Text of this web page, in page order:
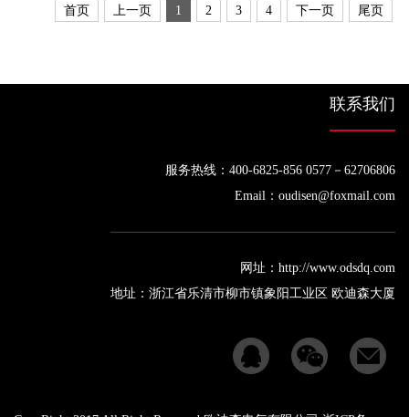
首页 上一页 1 2 3 4 下一页 尾页
联系我们
服务热线：400-6825-856 0577－62706806
Email：oudisen@foxmail.com
网址：http://www.odsdq.com
地址：浙江省乐清市柳市镇象阳工业区 欧迪森大厦